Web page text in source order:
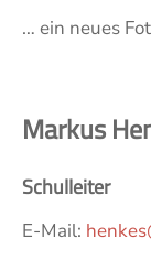
… ein neues
Markus
Schulleiter
E-Mail: